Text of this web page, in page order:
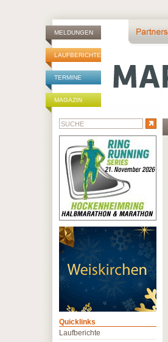
MELDUNGEN
LAUFBERICHTE
TERMINE
MAGAZIN
Quicklinks
Laufberichte